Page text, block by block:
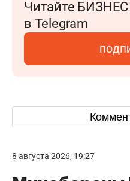
Читайте БИЗНЕС
в Telegram
8 августа 2026, 19:27